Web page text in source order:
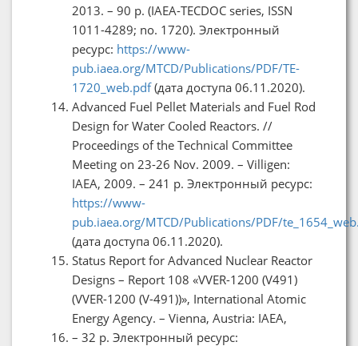
2013. – 90 p. (IAEA-TECDOC series, ISSN
1011-4289; no. 1720). Электронный
ресурс: https://www-
pub.iaea.org/MTCD/Publications/PDF/TE-
1720_web.pdf(дата доступа 06.11.2020).
Advanced Fuel Pellet Materials and Fuel Rod
Design for Water Cooled Reactors. //
Proceedings of the Technical Committee
Meeting on 23-26 Nov. 2009. – Villigen:
IAEA, 2009. – 241 p. Электронный ресурс:
https://www-
pub.iaea.org/MTCD/Publications/PDF/
(дата доступа 06.11.2020).
Status Report for Advanced Nuclear Reactor
Designs – Report 108 «VVER-1200 (V491)
(VVER-1200 (V-491))», International Atomic
Energy Agency. – Vienna, Austria: IAEA,
– 32 p. Электронный ресурс: